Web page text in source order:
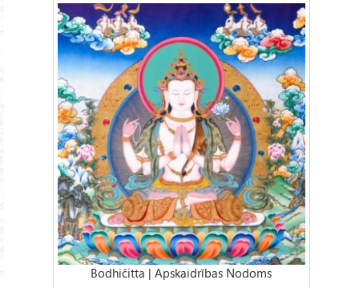
bodhicitta-chenrezig.jpg
Bodhičitta | Apskaidrības Nodoms